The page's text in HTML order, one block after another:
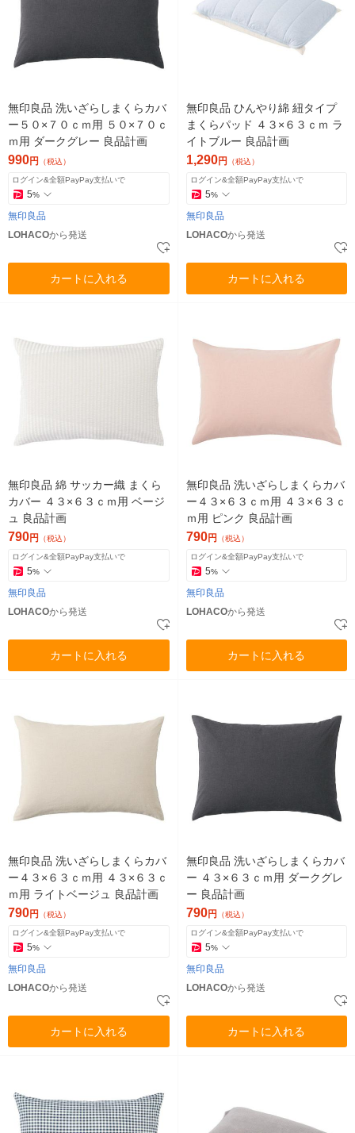
無印良品 洗いざらしまくらカバ
ー５０×７０ｃｍ用 ５０×７０ｃ
ｍ用 ダークグレー 良品計画
990円 （税込）
ログイン&全額PayPay支払いで
5%
無印良品
LOHACOから発送
カートに入れる
無印良品 ひんやり綿 紐タイプ
まくらパッド ４３×６３ｃｍ ラ
イトブルー 良品計画
1,290円 （税込）
ログイン&全額PayPay支払いで
5%
無印良品
LOHACOから発送
カートに入れる
無印良品 綿 サッカー織 まくら
カバー ４３×６３ｃｍ用 ベージ
ュ 良品計画
790円 （税込）
ログイン&全額PayPay支払いで
5%
無印良品
LOHACOから発送
カートに入れる
無印良品 洗いざらしまくらカバ
ー４３×６３ｃｍ用 ４３×６３ｃ
ｍ用 ピンク 良品計画
790円 （税込）
ログイン&全額PayPay支払いで
5%
無印良品
LOHACOから発送
カートに入れる
無印良品 洗いざらしまくらカバ
ー４３×６３ｃｍ用 ４３×６３ｃ
ｍ用 ライトベージュ 良品計画
790円 （税込）
ログイン&全額PayPay支払いで
5%
無印良品
LOHACOから発送
カートに入れる
無印良品 洗いざらしまくらカバ
ー ４３×６３ｃｍ用 ダークグレ
ー 良品計画
790円 （税込）
ログイン&全額PayPay支払いで
5%
無印良品
LOHACOから発送
カートに入れる